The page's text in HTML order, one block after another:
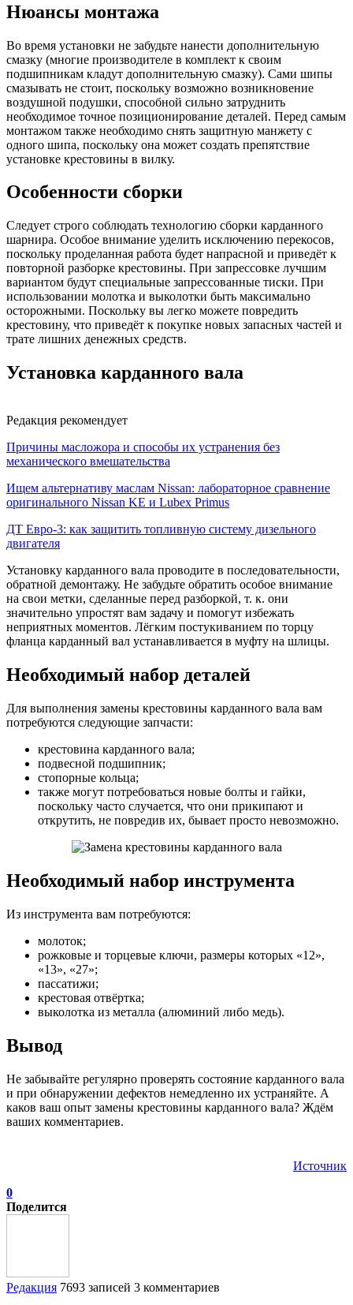
Нюансы монтажа
Во время установки не забудьте нанести дополнительную
смазку (многие производителе в комплект к своим
подшипникам кладут дополнительную смазку). Сами шипы
смазывать не стоит, поскольку возможно возникновение
воздушной подушки, способной сильно затруднить
необходимое точное позиционирование деталей. Перед самым
монтажом также необходимо снять защитную манжету с
одного шипа, поскольку она может создать препятствие
установке крестовины в вилку.
Особенности сборки
Следует строго соблюдать технологию сборки карданного
шарнира. Особое внимание уделить исключению перекосов,
поскольку проделанная работа будет напрасной и приведёт к
повторной разборке крестовины. При запрессовке лучшим
вариантом будут специальные запрессованные тиски. При
использовании молотка и выколотки быть максимально
осторожными. Поскольку вы легко можете повредить
крестовину, что приведёт к покупке новых запасных частей и
трате лишних денежных средств.
Установка карданного вала
Редакция рекомендует
Причины масложора и способы их устранения без
механического вмешательства
Ищем альтернативу маслам Nissan: лабораторное сравнение
оригинального Nissan KE и Lubex Primus
ДТ Евро-3: как защитить топливную систему дизельного
двигателя
Установку карданного вала проводите в последовательности,
обратной демонтажу. Не забудьте обратить особое внимание
на свои метки, сделанные перед разборкой, т. к. они
значительно упростят вам задачу и помогут избежать
неприятных моментов. Лёгким постукиванием по торцу
фланца карданный вал устанавливается в муфту на шлицы.
Необходимый набор деталей
Для выполнения замены крестовины карданного вала вам
потребуются следующие запчасти:
крестовина карданного вала;
подвесной подшипник;
стопорные кольца;
также могут потребоваться новые болты и гайки,
поскольку часто случается, что они прикипают и
открутить, не повредив их, бывает просто невозможно.
Необходимый набор инструмента
Из инструмента вам потребуются:
молоток;
рожковые и торцевые ключи, размеры которых «12»,
«13», «27»;
пассатижи;
крестовая отвёртка;
выколотка из металла (алюминий либо медь).
Вывод
Не забывайте регулярно проверять состояние карданного вала
и при обнаружении дефектов немедленно их устраняйте. А
каков ваш опыт замены крестовины карданного вала? Ждём
ваших комментариев.
Источник
0
Поделится
Редакция 7693 записей 3 комментариев